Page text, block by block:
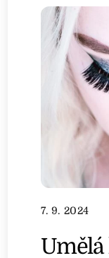
7. 9. 2024
Umělá